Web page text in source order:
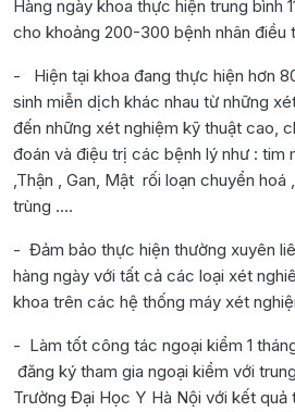
Hàng ngày khoa thực hiện trung bình
cho khoảng 200-300 bệnh nhân điều
- Hiện tại khoa đang thực hiện hơn
sinh miễn dịch khác nhau từ những
đến những xét nghiệm kỹ thuật cao,
đoán và điệu trị các bệnh lý như : tim
,Thận , Gan, Mật rối loạn chuyển hoá
trùng ….
- Đảm bảo thực hiện thường xuyên
hàng ngày với tất cả các loại xét
khoa trên các hệ thống máy xét
- Làm tốt công tác ngoại kiểm 1
đăng ký tham gia ngoại kiểm với
Trường Đại Học Y Hà Nội với kết quả